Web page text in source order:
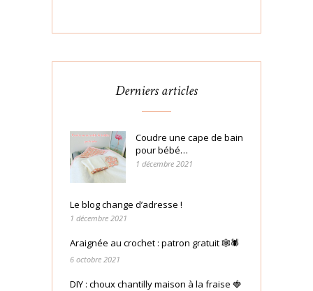
Derniers articles
Coudre une cape de bain
pour bébé…
1 décembre 2021
Le blog change d’adresse !
1 décembre 2021
Araignée au crochet : patron gratuit 🕸🕷
6 octobre 2021
DIY : choux chantilly maison à la fraise 🍓